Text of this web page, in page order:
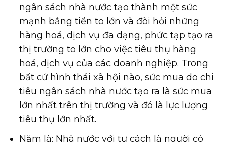
ngân sách nhà nước tạo thành một sức
mạnh bằng tiền to lớn và đòi hỏi những
hàng hoá, dịch vụ đa dạng, phức tạp tạo ra
thị trường to lớn cho việc tiêu thụ hàng
hoá, dịch vụ của các doanh nghiệp. Trong
bất cứ hình thái xã hội nào, sức mua do chi
tiêu ngân sách nhà nước tạo ra là sức mua
lớn nhất trên thị trường và đó là lực lượng
tiêu thụ lớn nhất.
Năm là: Nhà nước với tư cách là người có